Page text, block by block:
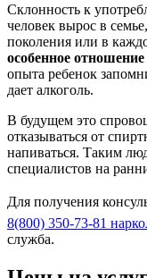
Склонность к
человек вырос в
поколения или в
особенное отношение
опыта ребенок
дает алкоголь.
В будущем это
отказываться от
напиваться. Таким
специалистов на
Для получения
8(800) 350-73-81
служба.